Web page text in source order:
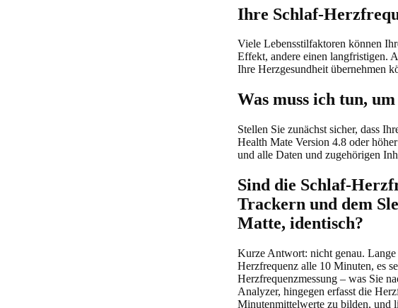
Ihre Schlaf-
Viele Lebensstilfaktoren können
Effekt, andere einen langfristigen.
Ihre Herzgesundheit übernehmen
Was muss ich tun,
Stellen Sie zunächst sicher, dass
Health Mate Version 4.8 oder
und alle Daten und zugehörigen
Sind die Schlaf-
Trackern und dem
Matte, identisch?
Kurze Antwort: nicht genau.
Herzfrequenz alle 10 Minuten, es
Herzfrequenzmessung – was Sie
Analyzer, hingegen erfasst die
Minutenmittelwerte zu bilden, und